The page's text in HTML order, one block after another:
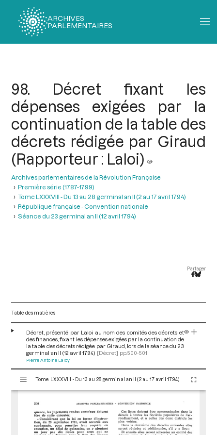
ARCHIVES
PARLEMENTAIRES
98. Décret fixant les
dépenses exigées par la
continuation de la table des
décrets rédigée par Giraud
(Rapporteur : Laloi)
Archives parlementaires de la Révolution Française
Première série (1787-1799)
Tome LXXXVIII - Du 13 au 28 germinal an II (2 au 17 avril 1794)
République française - Convention nationale
Séance du 23 germinal an II (12 avril 1794)
Partager
Table des matières
Décret, présenté par Laloi au nom des comités des décrets et
des finances, fixant les dépenses exigées par la continuation de
la table des décrets rédigée par Giraud, lors de la séance du 23
germinal an II (12 avril 1794) [Décret] pp.500-501
Pierre Antoine Laloy
s
Tome LXXXVIII - Du 13 au 28 germinal an II (2 au 17 avril 1794)